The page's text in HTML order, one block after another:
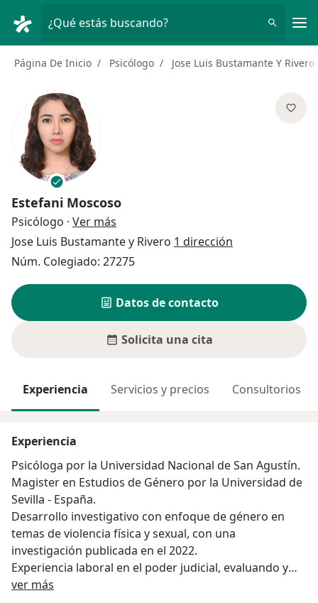
¿Qué estás buscando?
Página De Inicio Psicólogo Jose Luis Bustamante Y Rivero
Estefani Moscoso
Psicólogo · Ver más
Jose Luis Bustamante y Rivero 1 dirección
Núm. Colegiado: 27275
Datos de contacto
Solicita una cita
Experiencia Servicios y precios Consultorios
Experiencia
Psicóloga por la Universidad Nacional de San Agustín.
Magister en Estudios de Género por la Universidad de
Sevilla - España.
Desarrollo investigativo con enfoque de género en
temas de violencia física y sexual, con una
investigación publicada en el 2022.
Experiencia laboral en el poder judicial, evaluando y
brindando tratamiento a los usuarios implicados en
ver más